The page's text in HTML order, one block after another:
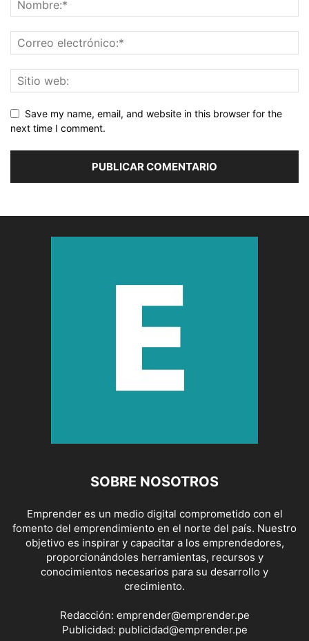
Save my name, email, and website in this browser for the
next time I comment.
SOBRE NOSOTROS
Emprender es un medio digital comprometido con el
fomento del emprendimiento en el norte del país. Nuestro
objetivo es inspirar y capacitar a los emprendedores,
proporcionándoles herramientas, recursos y
conocimientos necesarios para su desarrollo y
crecimiento.
Redacción: emprender@emprender.pe
Publicidad: publicidad@emprender.pe